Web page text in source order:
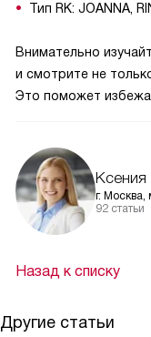
Тип RK: JOANNA,
Внимательно
и смотрите не
Это поможет
Ксения
г.
92 статьи
Назад к списку
Другие статьи